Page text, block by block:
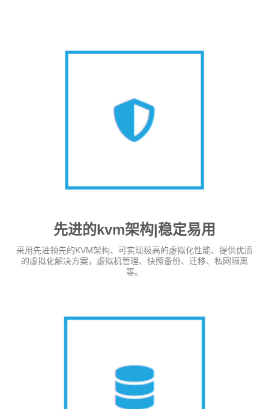
先进的kvm架构|稳定易用
采用先进领先的KVM架构、可实现极高的虚拟化性能、提供优质
的虚拟化解决方案，虚拟机管理、快照备份、迁移、私网隔离
等。